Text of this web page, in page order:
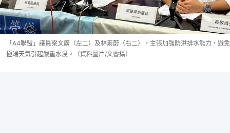
「A4聯盟」議員梁文廣（左二）及林素蔚（右二），主張加強防洪排水能力，避免
極端天氣引起嚴重水浸。（資料圖片/文睿攝）